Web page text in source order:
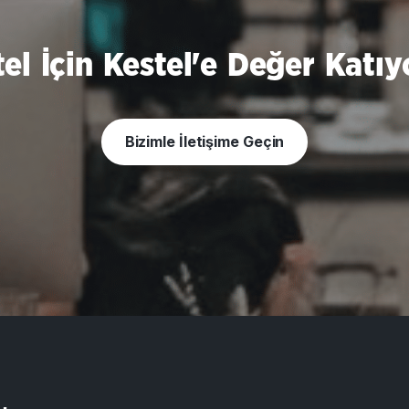
İçin Kestel'e Değer
Bizimle İletişime Geçin